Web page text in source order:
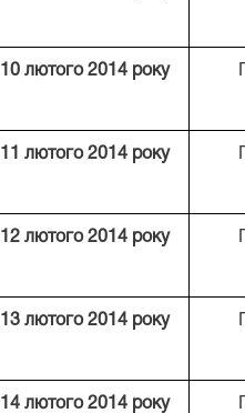
10лютого 201 4року
11 лютого 201 4року
12 лютого 201 4року
13 лютого 201 4року
14 лютого 201 4року